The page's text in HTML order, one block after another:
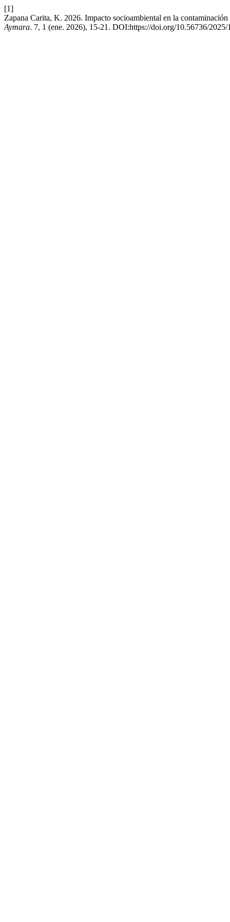
[1]
Zapana Carita, K. 2026. Impacto socioambiental en la
Aymara. 7, 1 (ene. 2026), 15-21. DOI:https://doi.org/10.56736/2025/